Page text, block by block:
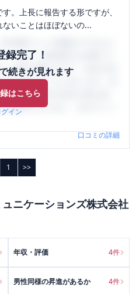
。上長に報告する形ですが、
いことはほぼないの...
録完了！
続きが見れます
はこちら
グイン
ハブ)は、女性限定の企業口コ
女性の働きやすさ・会社の評
き点がたくさんあります。先
して、本当の会社の姿を知
解消するために、ぜひサイト
口コミの詳細
1 >>
ニケーションズ株式会社
年収・評価 4件
男性同様の昇進があるか 4件